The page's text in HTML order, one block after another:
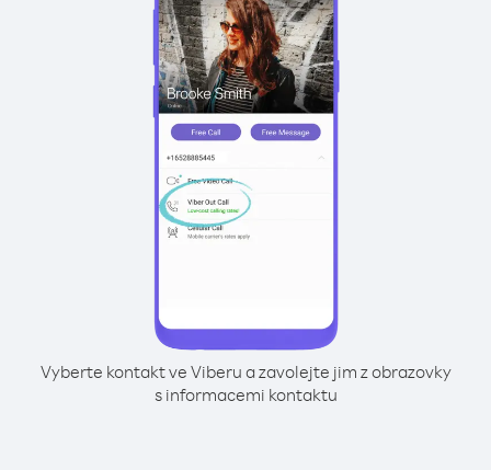
Vyberte kontakt ve Viberu a zavolejte jim z obrazovky
s informacemi kontaktu